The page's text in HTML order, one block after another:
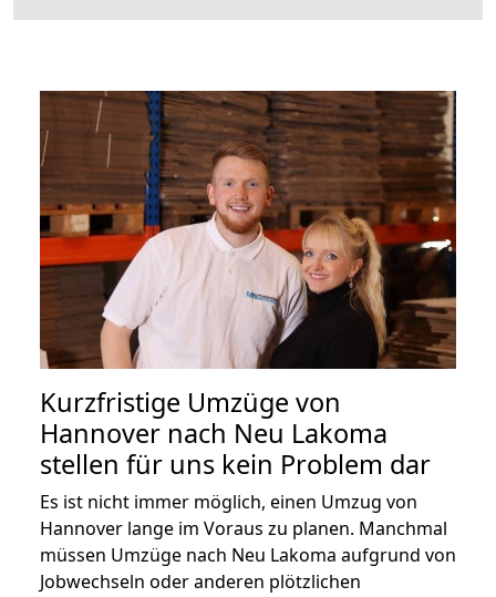
Kurzfristige Umzüge von
Hannover nach Neu Lakoma
stellen für uns kein Problem dar
Es ist nicht immer möglich, einen Umzug von
Hannover lange im Voraus zu planen. Manchmal
müssen Umzüge nach Neu Lakoma aufgrund von
Jobwechseln oder anderen plötzlichen